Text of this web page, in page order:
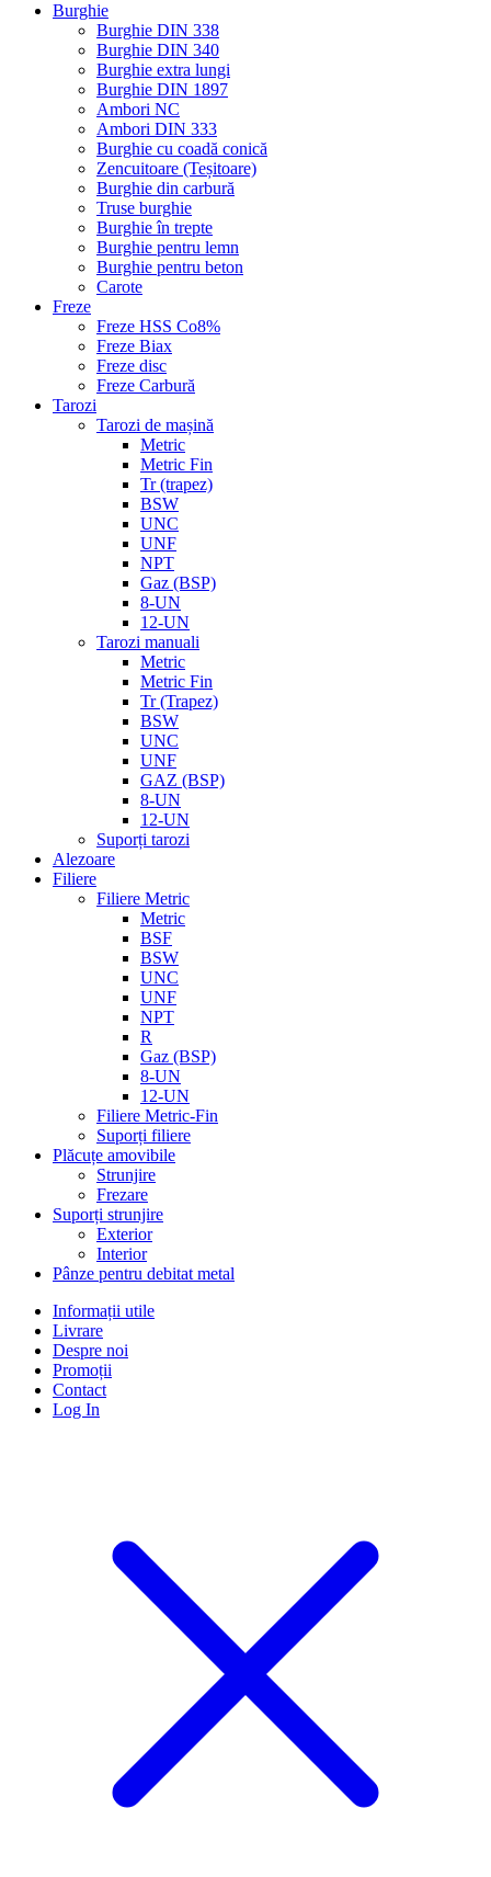
Burghie
Burghie DIN 338
Burghie DIN 340
Burghie extra lungi
Burghie DIN 1897
Ambori NC
Ambori DIN 333
Burghie cu coadă conică
Zencuitoare (Teșitoare)
Burghie din carbură
Truse burghie
Burghie în trepte
Burghie pentru lemn
Burghie pentru beton
Carote
Freze
Freze HSS Co8%
Freze Biax
Freze disc
Freze Carbură
Tarozi
Tarozi de mașină
Metric
Metric Fin
Tr (trapez)
BSW
UNC
UNF
NPT
Gaz (BSP)
8-UN
12-UN
Tarozi manuali
Metric
Metric Fin
Tr (Trapez)
BSW
UNC
UNF
GAZ (BSP)
8-UN
12-UN
Suporți tarozi
Alezoare
Filiere
Filiere Metric
Metric
BSF
BSW
UNC
UNF
NPT
R
Gaz (BSP)
8-UN
12-UN
Filiere Metric-Fin
Suporți filiere
Plăcuțe amovibile
Strunjire
Frezare
Suporți strunjire
Exterior
Interior
Pânze pentru debitat metal
Informații utile
Livrare
Despre noi
Promoții
Contact
Log In